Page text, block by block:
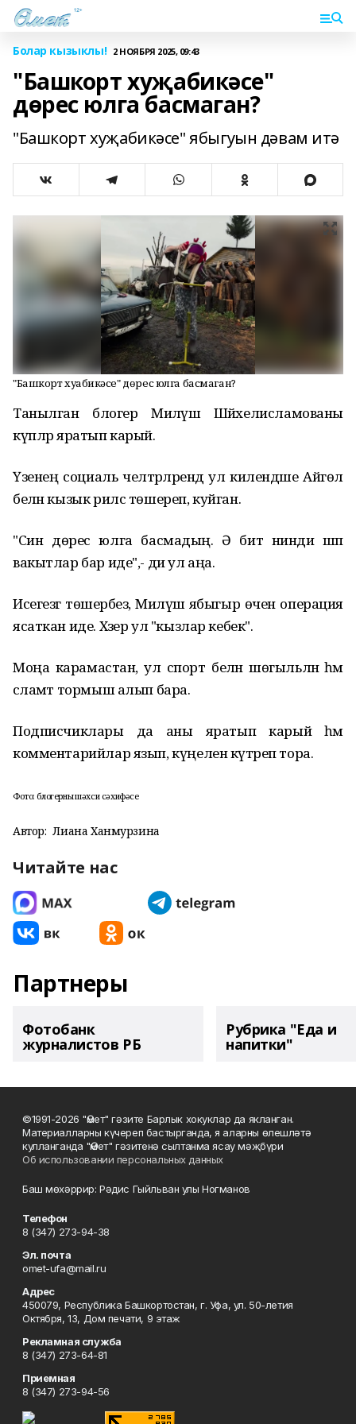
Болар кызыклы! 2 НОЯБРЯ 2025, 09:43
"Башкорт хуҗабикәсе"
дөрес юлга басмаган?
"Башкорт хуҗабикәсе" ябыгуын дәвам итә
"Башкорт хуҗабикәсе" дөрес юлга басмаган?
Танылган блогер Миләүшә Шәйхелисламованы
күпләр яратып карый.
Үзенең социаль челтәрләрендә ул килендәше Айгөл
белән кызык рилс төшереп, куйган.
"Син дөрес юлга басмадың. Ә бит нинди шәп
вакытлар бар иде",- ди ул аңа.
Исегезгә төшерәбез, Миләүшә ябыгыр өчен операция
ясаткан иде. Хәзер ул "кызлар кебек".
Моңа карамастан, ул спорт белән шөгыльләнә һәм
сәламәт тормыш алып бара.
Подписчиклары да аны яратып карый һәм
комментарийлар язып, күңелен күтәреп тора.
Фото: блогерның шәхси сәхифәсе
Автор: Лиана Ханмурзина
Читайте нас
Партнеры
Фотобанк
журналистов РБ
Рубрика "Еда и
напитки"
©1991-2026 "Өмет" гәзите Барлык хокуклар да якланган.
Материалларны күчереп бастырганда, я аларны өлешләтә
кулланганда "Өмет" гәзитенә сылтанма ясау мәҗбүри
Об использовании персональных данных
Баш мөхәррир: Рәдис Гыйльван улы Ногманов
Телефон
8 (347) 273-94-38
Эл. почта
omet-ufa@mail.ru
Адрес
450079, Республика Башкортостан, г. Уфа, ул. 50-летия
Октября, 13, Дом печати, 9 этаж
Рекламная служба
8 (347) 273-64-81
Приемная
8 (347) 273-94-56